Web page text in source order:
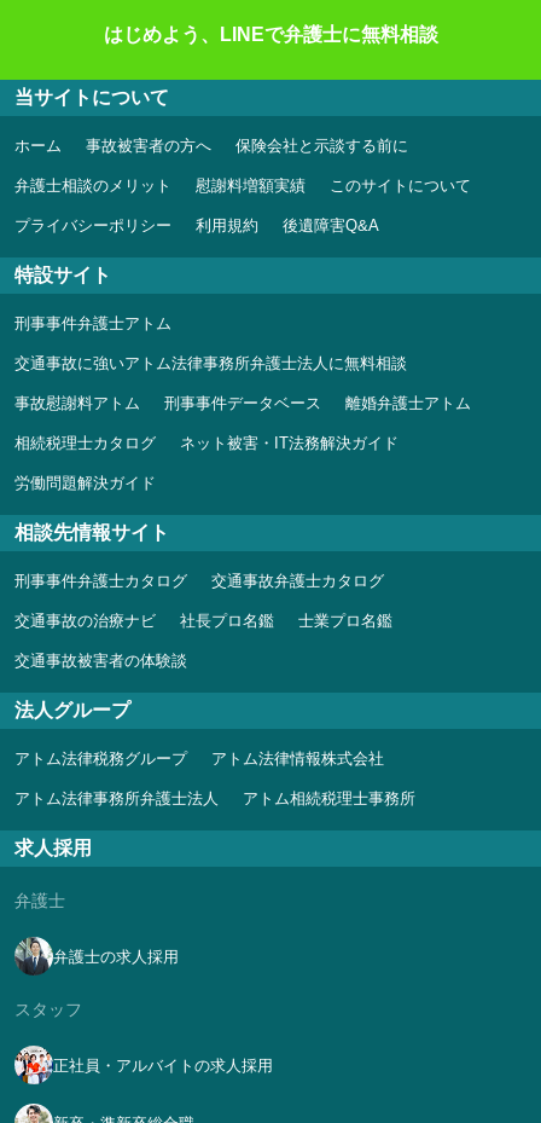
はじめよう、LINEで弁護士に無料相談
当サイトについて
ホーム 事故被害者の方へ 保険会社と示談する前に
弁護士相談のメリット 慰謝料増額実績 このサイトについて
プライバシーポリシー 利用規約 後遺障害Q&A
特設サイト
刑事事件弁護士アトム
交通事故に強いアトム法律事務所弁護士法人に無料相談
事故慰謝料アトム 刑事事件データベース 離婚弁護士アトム
相続税理士カタログ ネット被害・IT法務解決ガイド
労働問題解決ガイド
相談先情報サイト
刑事事件弁護士カタログ 交通事故弁護士カタログ
交通事故の治療ナビ 社長プロ名鑑 士業プロ名鑑
交通事故被害者の体験談
法人グループ
アトム法律税務グループ アトム法律情報株式会社
アトム法律事務所弁護士法人 アトム相続税理士事務所
求人採用
弁護士
弁護士の求人採用
スタッフ
正社員・アルバイトの求人採用